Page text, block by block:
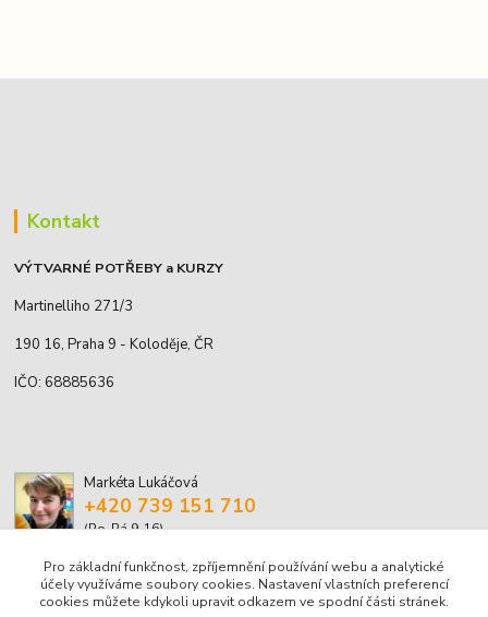
Kontakt
VÝTVARNÉ POTŘEBY a KURZY
Martinelliho 271/3
190 16, Praha 9 - Koloděje, ČR
IČO: 68885636
Markéta Lukáčová
+420 739 151 710
(Po-Pá 9-16)
marketa.lukacova@volny.cz
Pro základní funkčnost, zpříjemnění používání webu a analytické
účely využíváme soubory cookies. Nastavení vlastních preferencí
cookies můžete kdykoli upravit odkazem ve spodní části stránek.